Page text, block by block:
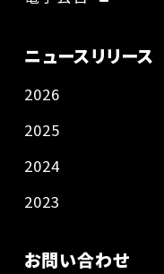
ニュースリリース
2026
2025
2024
2023
お問い合わせ